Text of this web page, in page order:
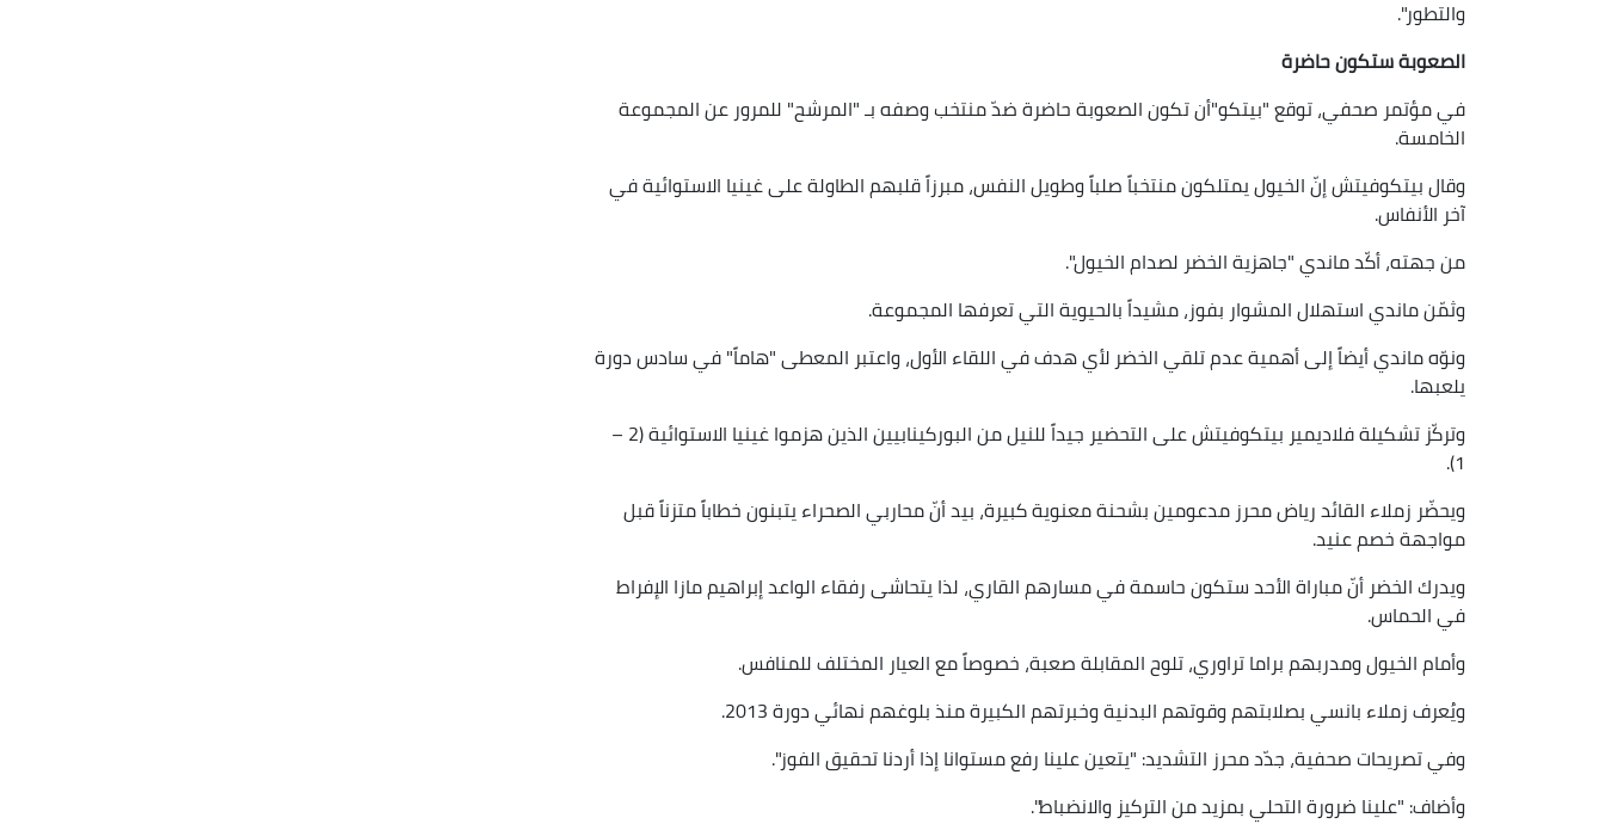
والتطور".
الصعوبة ستكون حاضرة
في مؤتمر صحفي، توقع "بيتكو"أن تكون الصعوبة حاضرة ضدّ منتخب وصفه بـ "المرشح" للمرور عن المجموعة
الخامسة.
وقال بيتكوفيتش إنّ الخيول يمتلكون منتخباً صلباً وطويل النفس، مبرزاً قلبهم الطاولة على غينيا الاستوائية في
آخر الأنفاس.
من جهته، أكّد ماندي "جاهزية الخضر لصدام الخيول".
وثمّن ماندي استهلال المشوار بفوز، مشيداً بالحيوية التي تعرفها المجموعة.
ونوّه ماندي أيضاً إلى أهمية عدم تلقي الخضر لأي هدف في اللقاء الأول، واعتبر المعطى "هاماً" في سادس دورة
يلعبها.
وتركّز تشكيلة فلاديمير بيتكوفيتش على التحضير جيداً للنيل من البوركينابيين الذين هزموا غينيا الاستوائية (2 –
1).
ويحضّر زملاء القائد رياض محرز مدعومين بشحنة معنوية كبيرة، بيد أنّ محاربي الصحراء يتبنون خطاباً متزناً قبل
مواجهة خصم عنيد.
ويدرك الخضر أنّ مباراة الأحد ستكون حاسمة في مسارهم القاري، لذا يتحاشى رفقاء الواعد إبراهيم مازا الإفراط
في الحماس.
وأمام الخيول ومدربهم براما تراوري، تلوح المقابلة صعبة، خصوصاً مع العيار المختلف للمنافس.
ويُعرف زملاء بانسي بصلابتهم وقوتهم البدنية وخبرتهم الكبيرة منذ بلوغهم نهائي دورة 2013.
وفي تصريحات صحفية، جدّد محرز التشديد: "يتعين علينا رفع مستوانا إذا أردنا تحقيق الفوز".
وأضاف: "علينا ضرورة التحلي بمزيد من التركيز والانضباط".